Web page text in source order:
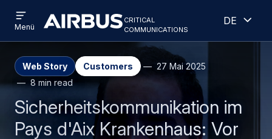
Direkt
zum
Inhalt
Skip
to
search
Criticalcommunications
critical
communications
menu
Menü
Deutsch
Web Story Customers
27 Mai 2025
8 min read
Sicherheitskommunikation im
Pays d'Aix Krankenhaus: Vor